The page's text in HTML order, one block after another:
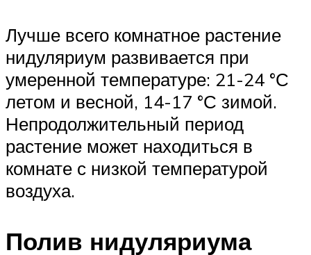
Лучше всего комнатное растение
нидуляриум развивается при
умеренной температуре: 21-24 °С
летом и весной, 14-17 °С зимой.
Непродолжительный период
растение может находиться в
комнате с низкой температурой
воздуха.
Полив нидуляриума